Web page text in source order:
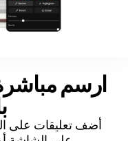
ارسم
أضف تعليقات على